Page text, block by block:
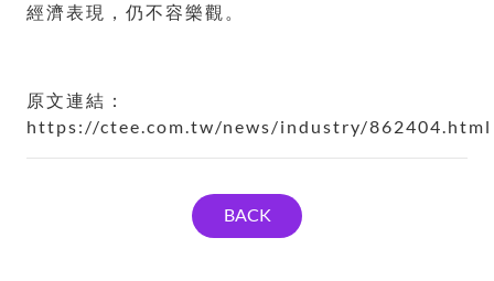
經濟表現，仍不容樂觀。
原文連結：
https://ctee.com.tw/news/industry/862404.html
BACK